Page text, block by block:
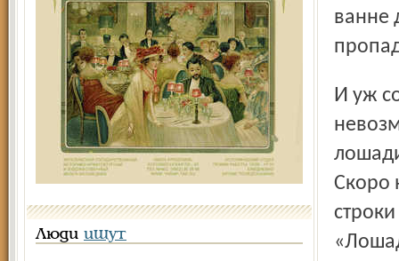
Люди ищут
ванне
И уж совсем апокалиптическая сцена, которую забыть
Скоро